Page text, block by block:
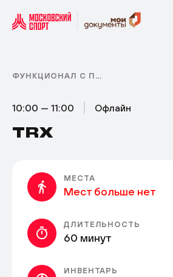
ФУНКЦИОНАЛ С ПЕТЛЯМИ
10:00 — 11:00 Офлайн
TRX
МЕСТА
Мест больше нет
ДЛИТЕЛЬНОСТЬ
60 минут
ИНВЕНТАРЬ